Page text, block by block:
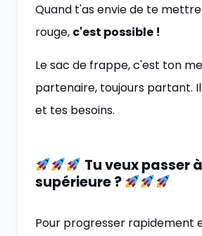
Quand t'as envie de te
rouge, c'est possible !
Le sac de frappe, c'est ton
partenaire, toujours partant.
et tes besoins.
Tu veux passer
supérieure ?
Pour progresser rapidement